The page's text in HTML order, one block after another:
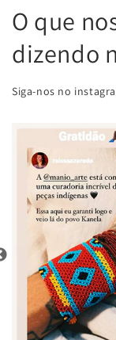
O que
dizendo
Siga-nos no